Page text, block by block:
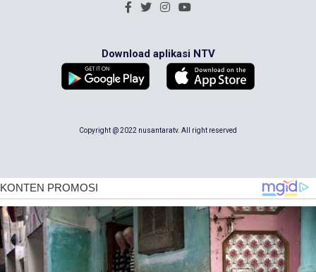
Download aplikasi NTV
Copyright @ 2022 nusantaratv. All right reserved